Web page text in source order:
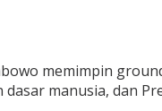
memimpin
manusia, dan